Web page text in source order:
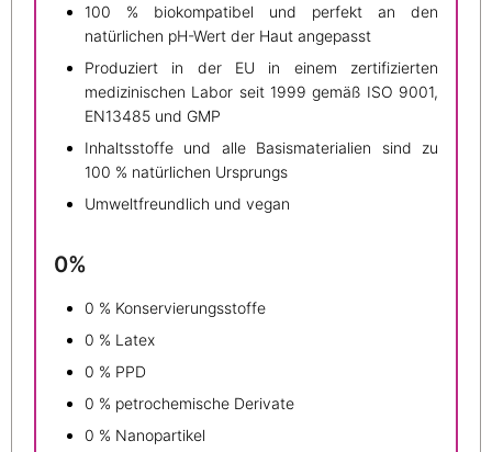
100 % biokompatibel und perfekt an den
natürlichen pH-Wert der Haut angepasst
Produziert in der EU in einem zertifizierten
medizinischen Labor seit 1999 gemäß ISO 9001,
EN13485 und GMP
Inhaltsstoffe und alle Basismaterialien sind zu
100 % natürlichen Ursprungs
Umweltfreundlich und vegan
0%
0 % Konservierungsstoffe
0 % Latex
0 % PPD
0 % petrochemische Derivate
0 % Nanopartikel